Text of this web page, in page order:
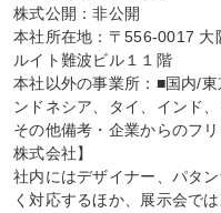
株式公開：非公開
本社所在地：〒556-0017 大
ルイト難波ビル１１階
本社以外の事業所：■国内/
ンドネシア、タイ、インド
その他備考・企業からのフ
株式会社】
社内にはデザイナー、パタ
く対応するほか、展示会で